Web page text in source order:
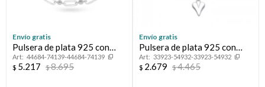
Envío gratis
Pulsera de plata 925 con
circonias.
44684-74139-44684-74139
$ 5.217 $8.695
Envío gratis
Pulsera de plata 925 con
circonia y dije.
33923-54932-33923-54932
$ 2.679 $4.465